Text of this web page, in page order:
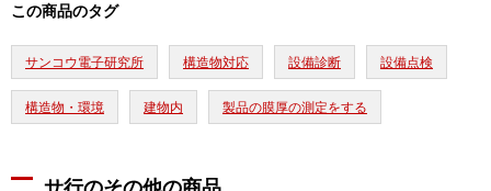
この商品のタグ
サンコウ電子研究所 構造物対応 設備診断 設備点検
構造物・環境 建物内 製品の膜厚の測定をする